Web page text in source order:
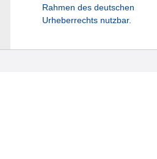
Rahmen des deutschen
Urheberrechts nutzbar.